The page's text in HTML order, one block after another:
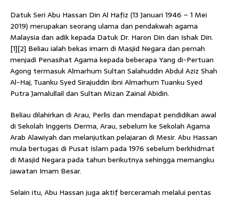
Datuk Seri Abu Hassan Din Al Hafiz (13 Januari 1946 – 1 Mei
2019) merupakan seorang ulama dan pendakwah agama
Malaysia dan adik kepada Datuk Dr. Haron Din dan Ishak Din.
[1][2] Beliau ialah bekas imam di Masjid Negara dan pernah
menjadi Penasihat Agama kepada beberapa Yang di-Pertuan
Agong termasuk Almarhum Sultan Salahuddin Abdul Aziz Shah
Al-Haj, Tuanku Syed Sirajuddin ibni Almarhum Tuanku Syed
Putra Jamalullail dan Sultan Mizan Zainal Abidin.
Beliau dilahirkan di Arau, Perlis dan mendapat pendidikan awal
di Sekolah Inggeris Derma, Arau, sebelum ke Sekolah Agama
Arab Alawiyah dan melanjutkan pelajaran di Mesir. Abu Hassan
mula bertugas di Pusat Islam pada 1976 sebelum berkhidmat
di Masjid Negara pada tahun berikutnya sehingga memangku
jawatan Imam Besar.
Selain itu, Abu Hassan juga aktif berceramah melalui pentas